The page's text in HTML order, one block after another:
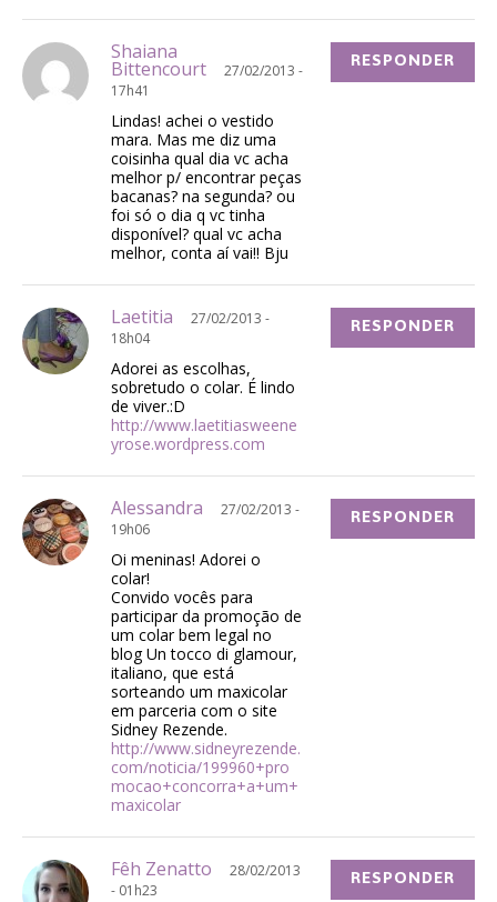
Shaiana
Bittencourt
27/02/2013 -
17h41
Lindas! achei o vestido
mara. Mas me diz uma
coisinha qual dia vc acha
melhor p/ encontrar peças
bacanas? na segunda? ou
foi só o dia q vc tinha
disponível? qual vc acha
melhor, conta aí vai!! Bju
RESPONDER
Laetitia
27/02/2013 -
18h04
Adorei as escolhas,
sobretudo o colar. É lindo
de viver.:D
http://www.laetitiasweene
yrose.wordpress.com
RESPONDER
Alessandra
27/02/2013 -
19h06
Oi meninas! Adorei o
colar!
Convido vocês para
participar da promoção de
um colar bem legal no
blog Un tocco di glamour,
italiano, que está
sorteando um maxicolar
em parceria com o site
Sidney Rezende.
http://www.sidneyrezende.
com/noticia/199960+pro
mocao+concorra+a+um+
maxicolar
RESPONDER
Fêh Zenatto
28/02/2013
- 01h23
RESPONDER